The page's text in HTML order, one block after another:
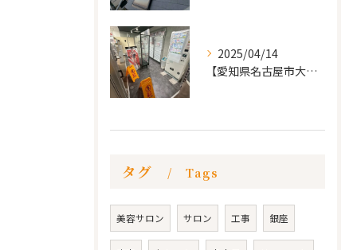
2025/04/14
【愛知県名古屋市大須 カードショップ屋のリノベーション
タグ Tags
美容サロン サロン 工事 銀座